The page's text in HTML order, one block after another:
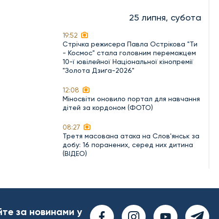
25 липня, субота
19:52
Стрічка режисера Павла Острікова "Ти
- Космос" стала головним переможцем
10-ї ювілейної Національної кінопремії
"Золота Дзиґа-2026"
12:08
Міносвіти оновило портал для навчання
дітей за кордоном (ФОТО)
08:27
Третя масована атака на Слов'янськ за
добу: 16 поранених, серед них дитина
(ВІДЕО)
за новинами у